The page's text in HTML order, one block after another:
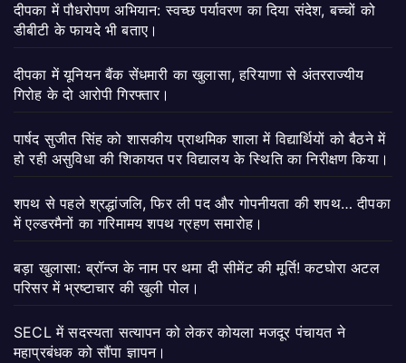
दीपका में पौधरोपण अभियान: स्वच्छ पर्यावरण का दिया संदेश, बच्चों को
डीबीटी के फायदे भी बताए।
दीपका में यूनियन बैंक सेंधमारी का खुलासा, हरियाणा से अंतरराज्यीय
गिरोह के दो आरोपी गिरफ्तार।
पार्षद सुजीत सिंह को शासकीय प्राथमिक शाला में विद्यार्थियों को बैठने में
हो रही असुविधा की शिकायत पर विद्यालय के स्थिति का निरीक्षण किया।
शपथ से पहले श्रद्धांजलि, फिर ली पद और गोपनीयता की शपथ… दीपका
में एल्डरमैनों का गरिमामय शपथ ग्रहण समारोह।
बड़ा खुलासा: ब्रॉन्ज के नाम पर थमा दी सीमेंट की मूर्ति! कटघोरा अटल
परिसर में भ्रष्टाचार की खुली पोल।
SECL में सदस्यता सत्यापन को लेकर कोयला मजदूर पंचायत ने
महाप्रबंधक को सौंपा ज्ञापन।